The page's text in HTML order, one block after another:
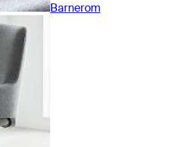
Barnerom